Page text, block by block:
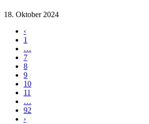
18. Oktober 2024
‹
1
…
7
8
9
10
11
…
92
›